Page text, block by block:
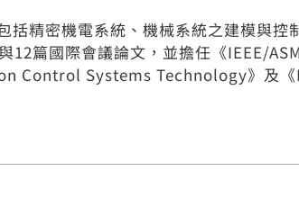
精密機電系統、機械系統之建模與控
12篇國際會議論文，並擔任《IEEE/
Control Systems Technology》及